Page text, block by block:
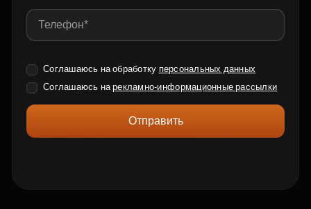
Соглашаюсь на обработку персональных данных
Соглашаюсь нарекламно-информационные рассылки
Отправить